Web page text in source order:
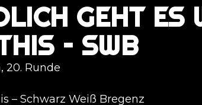
GEHT ES
– SWB
20. Runde
– Schwarz Weiß Bregenz